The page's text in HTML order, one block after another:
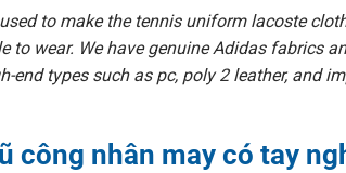
to make the tennis uniform lacoste
to wear. We have genuine Adidas fabrics
end types such as pc, poly 2 leather, and
công nhân may có tay